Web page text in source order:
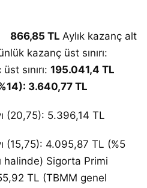
866,85 TL Aylık kazanç alt
kazanç üst sınırı:
sınırı: 195.041,4 TL
3.640,77 TL
(20,75): 5.396,14 TL
(15,75): 4.095,87 TL (%5
halinde) Sigorta Primi
TL (TBMM genel